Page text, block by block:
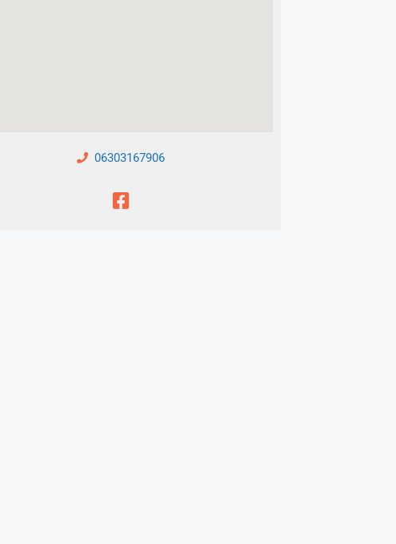
06303167906